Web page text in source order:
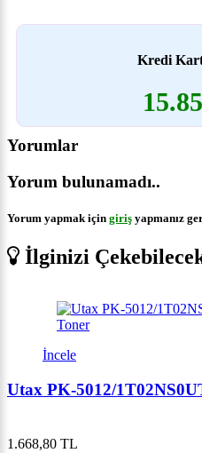
Kredi
Yorumlar
Yorum bulunamadı..
Yorum yapmak için giriş yapmanız
İlginizi
İncele
Utax PK-5012/
1.668,80 TL